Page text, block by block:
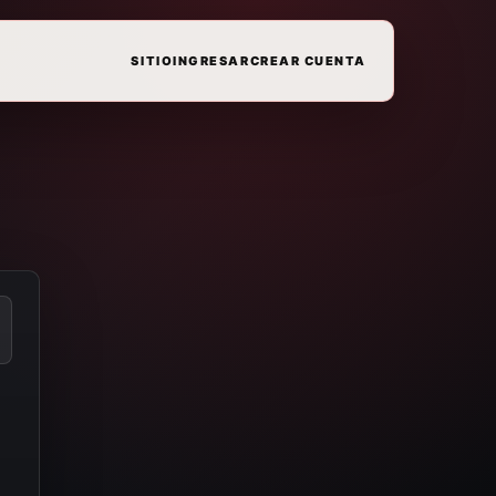
SITIOINGRESARCREAR CUENTA